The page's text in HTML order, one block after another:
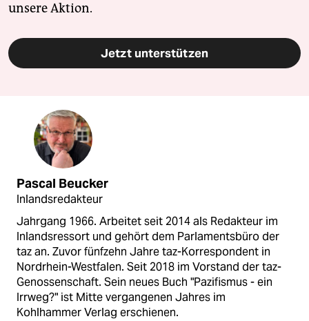
unsere Aktion.
Jetzt unterstützen
Pascal Beucker
Inlandsredakteur
Jahrgang 1966. Arbeitet seit 2014 als Redakteur im
Inlandsressort und gehört dem Parlamentsbüro der
taz an. Zuvor fünfzehn Jahre taz-Korrespondent in
Nordrhein-Westfalen. Seit 2018 im Vorstand der taz-
Genossenschaft. Sein neues Buch "Pazifismus - ein
Irrweg?" ist Mitte vergangenen Jahres im
Kohlhammer Verlag erschienen.